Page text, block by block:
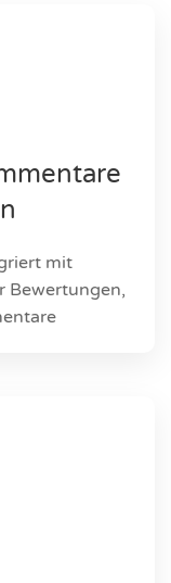
mit
Bewertungen,